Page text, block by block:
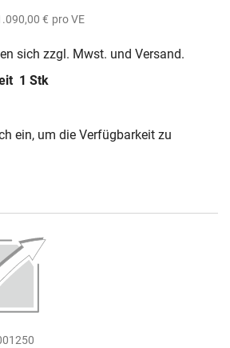
€ pro VE
sich zzgl. Mwst. und Versand.
1 Stk
ein, um die Verfügbarkeit zu